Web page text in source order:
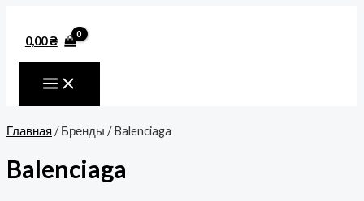
содержимому
0,00₴
Главная / Бренды / Balenciaga
Balenciaga